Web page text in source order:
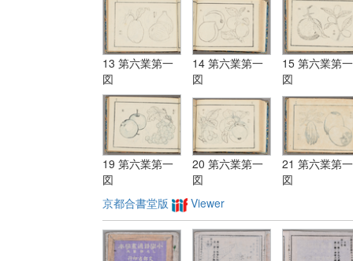
13 第六業第一
図
14 第六業第一
図
15 第六業第一
図
19 第六業第一
図
20 第六業第一
図
21 第六業第一
図
京都合書堂版
Viewer